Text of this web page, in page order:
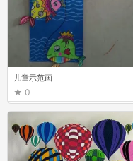
儿童示范画
0